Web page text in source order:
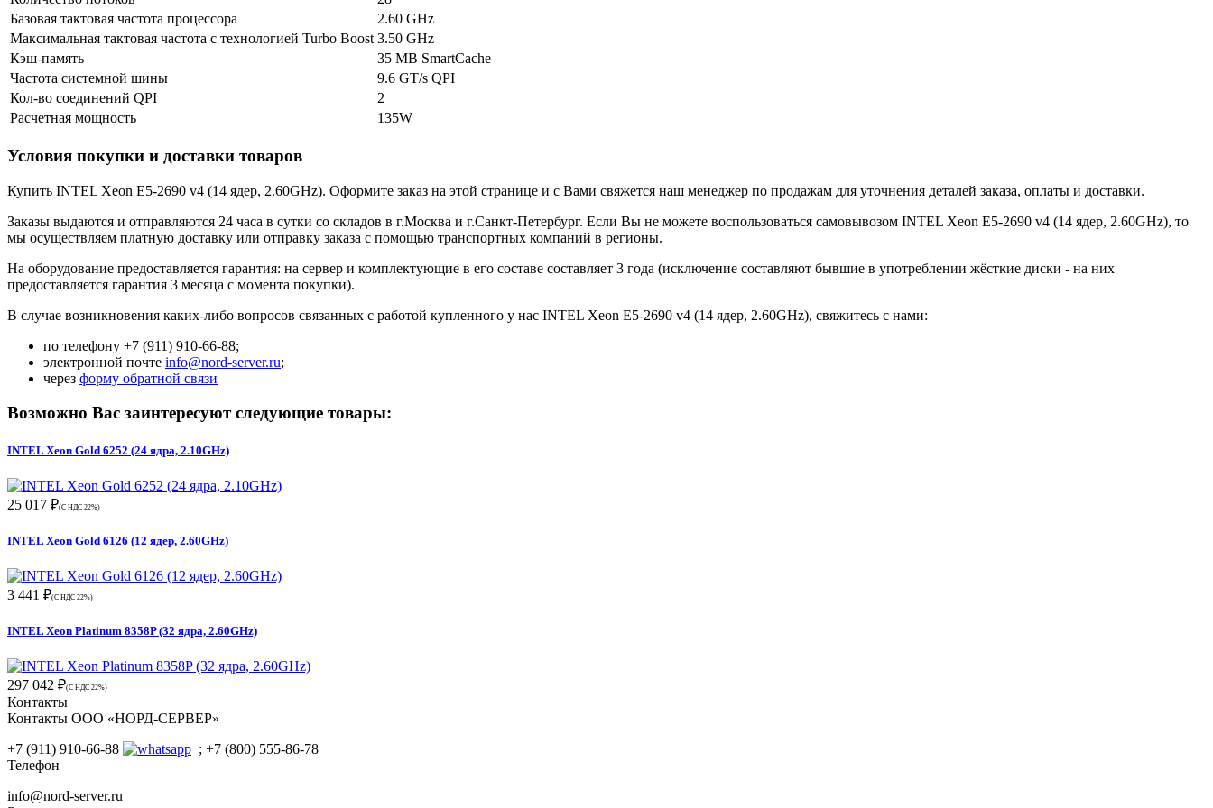
Базовая тактовая частота процессора
2.60 GHz
Максимальная тактовая частота с технологией Turbo Boost 3.50 GHz
Кэш-память
35 MB SmartCache
Частота системной шины
9.6 GT/s QPI
Кол-во соединений QPI
2
Расчетная мощность
135W
Условия покупки и доставки товаров
Купить INTEL Xeon E5-2690 v4 (14 ядер, 2.60GHz). Оформите заказ на этой странице и с Вами свяжется наш менеджер по продажам для уточнения деталей заказа, оплаты и доставки.
Заказы выдаются и отправляются 24 часа в сутки со складов в г.Москва и г.Санкт-Петербург. Если Вы не можете воспользоваться самовывозом INTEL Xeon E5-2690 v4 (14 ядер, 2.60GHz), то
мы осуществляем платную доставку или отправку заказа с помощью транспортных компаний в регионы.
На оборудование предоставляется гарантия: на сервер и комплектующие в его составе составляет 3 года (исключение составляют бывшие в употреблении жёсткие диски - на них
предоставляется гарантия 3 месяца с момента покупки).
В случае возникновения каких-либо вопросов связанных с работой купленного у нас INTEL Xeon E5-2690 v4 (14 ядер, 2.60GHz), свяжитесь с нами:
по телефону +7 (911) 910-66-88;
электронной почте info@nord-server.ru;
через форму обратной связи
Возможно Вас заинтересуют следующие товары:
INTEL Xeon Gold 6252 (24 ядра, 2.10GHz)
25 017 ₽(С НДС 22%)
INTEL Xeon Gold 6126 (12 ядер, 2.60GHz)
3 441 ₽(С НДС 22%)
INTEL Xeon Platinum 8358P (32 ядра, 2.60GHz)
297 042 ₽(С НДС 22%)
Контакты
Контакты ООО «НОРД-СЕРВЕР»
+7 (911) 910-66-88
; +7 (800) 555-86-78
Телефон
info@nord-server.ru